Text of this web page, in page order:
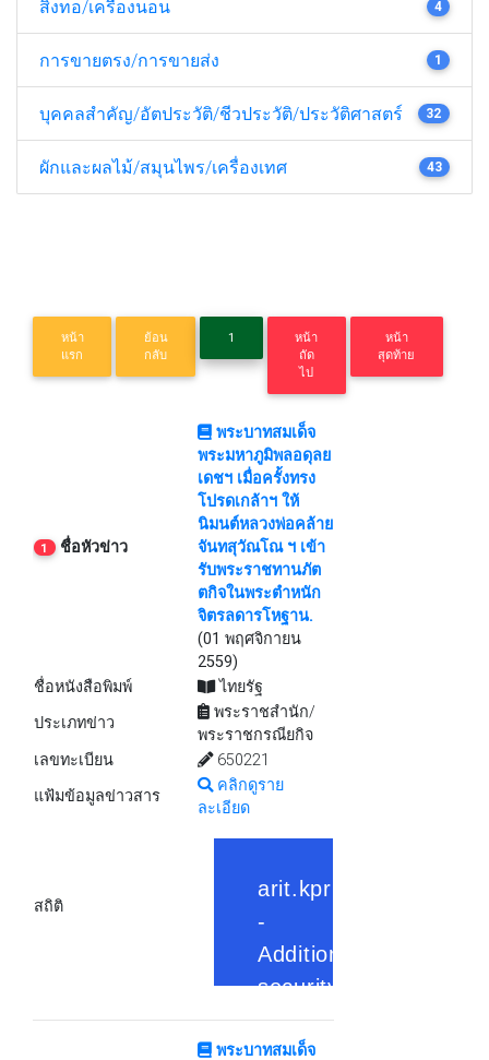
สิ่งทอ/เครื่องนอน 4
การขายตรง/การขายส่ง 1
บุคคลสำคัญ/อัตประวัติ/ชีวประวัติ/ประวัติศาสตร์ 32
ผักและผลไม้/สมุนไพร/เครื่องเทศ 43
หน้า
แรก
ย้อน
กลับ
1
หน้า
ถัด
ไป
หน้า
สุดท้าย
1 ชื่อหัวข่าว
พระบาทสมเด็จ
พระมหาภูมิพลอดุลย
เดชฯ เมื่อครั้งทรง
โปรดเกล้าฯ ให้
นิมนต์หลวงพ่อคล้าย
จันทสุวัณโณ ฯ เข้า
รับพระราชทานภัต
ตกิจในพระตำหนัก
จิตรลดารโหฐาน.
(01 พฤศจิกายน
2559)
ชื่อหนังสือพิมพ์
ไทยรัฐ
ประเภทข่าว
พระราชสำนัก/
พระราชกรณียกิจ
เลขทะเบียน
650221
แฟ้มข้อมูลข่าวสาร
คลิกดูราย
ละเอียด
สถิติ
พระบาทสมเด็จ